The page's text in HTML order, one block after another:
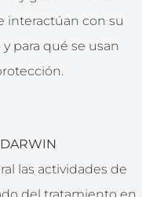
interactúan con su
para qué se usan
DARWIN
las actividades de